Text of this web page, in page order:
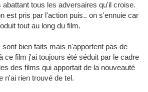
abattant tous les adversaires qu'il croise.
est pris par l'action puis.. on s'ennuie car
tout au long du film.
bien faits mais n'apportent pas de
ce film j'ai toujours été séduit par le cadre
des films qui apportait de la nouveauté
n'ai rien trouvé de tel.